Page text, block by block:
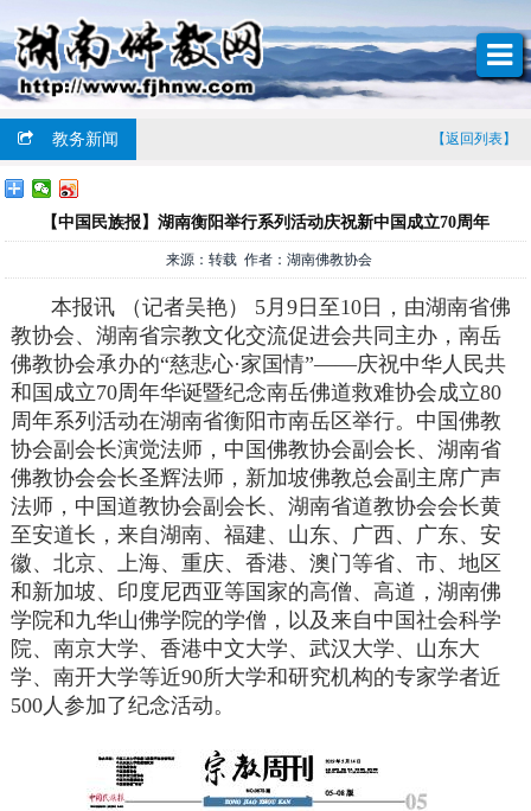
教务新闻 【返回列表】
【中国民族报】湖南衡阳举行系列活动庆祝新中国成立70周年
来源：转载 作者：湖南佛教协会
本报讯 （记者吴艳） 5月9日至10日，由湖南省佛
教协会、湖南省宗教文化交流促进会共同主办，南岳
佛教协会承办的“慈悲心·家国情”——庆祝中华人民共
和国成立70周年华诞暨纪念南岳佛道救难协会成立80
周年系列活动在湖南省衡阳市南岳区举行。中国佛教
协会副会长演觉法师，中国佛教协会副会长、湖南省
佛教协会会长圣辉法师，新加坡佛教总会副主席广声
法师，中国道教协会副会长、湖南省道教协会会长黄
至安道长，来自湖南、福建、山东、广西、广东、安
徽、北京、上海、重庆、香港、澳门等省、市、地区
和新加坡、印度尼西亚等国家的高僧、高道，湖南佛
学院和九华山佛学院的学僧，以及来自中国社会科学
院、南京大学、香港中文大学、武汉大学、山东大
学、南开大学等近90所大学和研究机构的专家学者近
500人参加了纪念活动。